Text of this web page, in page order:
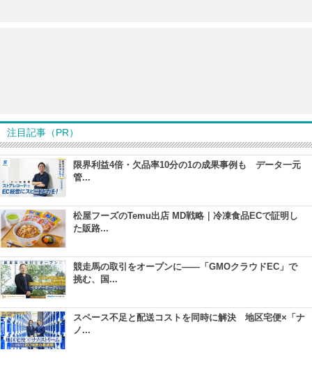
注目記事（PR）
限界利益4倍・欠品率10分の1の成果事例も データ一元
管...
松屋フーズのTemu出店 MD戦略｜冷凍食品ECで証明し
た販路...
競走馬の取引をオープンに――「GMOクラウドEC」で
挑む、国...
スペース不足と配送コストを同時に解決 地区宅便×「ナ
ノ...